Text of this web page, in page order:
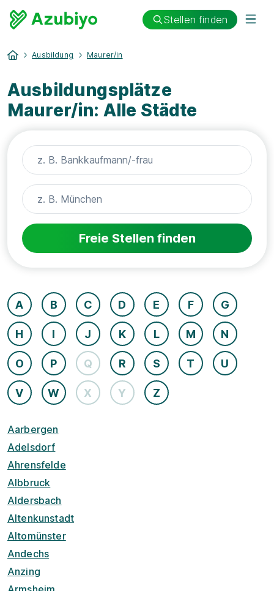
Stellen finden
Ausbildung Maurer/in
Ausbildungsplätze
Maurer/in: Alle Städte
Freie Stellen finden
A B C D E F G
H I J K L M N
O P Q R S T U
V W X Y Z
Aarbergen
Adelsdorf
Ahrensfelde
Albbruck
Aldersbach
Altenkunstadt
Altomünster
Andechs
Anzing